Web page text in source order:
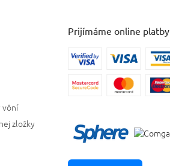
vôní
zložky
Prijímáme online platby